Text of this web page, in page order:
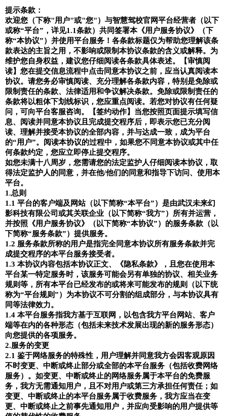
提示条款：
欢迎您（下称"用户"或"您"）与智慧驾校官网平台经营者（ 以下
或称“平台” ， 详见1.1条款）共同签署本《用户服务协议》（下
称“本协议”）并使用平台服务！各条款标题仅为帮助您理解该条
款表达的主旨之用，不影响或限制本协议条款的含义或解释。为
维护您自身权益，建议您仔细阅读各条款具体表述。
【审慎阅
读】 您在提交信息流程中点击同意本协议之前，应当认真阅读本
协议。请您务必审慎阅读、充分理解各条款内容，特别是免除或
限制责任的条款、法律适用和争议解决条款。免除或限制责任的
条款将以粗体下划线标识，您应重点阅读。若您对协议有任何疑
问，可向平台客服咨询。
【签约动作】 当您按照页面提示填写信
息、阅读并同意本协议且完成提交程序后，即表示您已充分阅
读、理解并接受本协议的全部内容，并与达成一致，成为平台
的“用户”。阅读本协议的过程中，如果您不同意本协议或其中任
何条款约定，您应立即停止提交程序。
如您未满十八周岁，您需请您的法定监护人仔细阅读本协议，取
得法定监护人的同意，并在他/他们的同意和指导下访问、使用本
平台。
1.总则
1.1 平台的客户端及网站（以下简称“本平台”）是由武汉未来幻
影科技有限公司或其关联企业（以下简称“我方”）所有并运营，
并按照《用户服务协议》（以下简称“本协议”）的服务条款（以
下简称“服务条款”）提供服务。
1.2 服务条款所称的用户是指完全同意本协议所有服务条款并完
成提交程序的本平台服务接受者。
1.3 本协议内容包括本协议正文、《隐私条款》，且您在使用本
平台某一特定服务时，该服务可能会另有单独的协议、相关业务
规则等，所有本平台已经发布的或将来可能发布的规则（以下统
称为“平台规则”）为本协议不可分割的组成部分，与本协议具有
同等法律效力。
1.4 本平台服务指我方基于互联网，以包含我方平台网站、客户
端等在内的各种形态（包括未来技术发展出现的新的服务形态）
向您提供的各项服务。
2.服务的变更
2.1 鉴于网络服务的特殊性，用户理解并同意我方会因客观原因
不时变更、中断或终止部分或全部的本平台服务（包括收费网络
服务）。如变更、中断或终止的网络服务属于本平台的免费服
务，我方无需通知用户，且不对用户或第三方承担任何责任；如
变更、中断或终止的本平台服务属于收费服务，我方应当在变
更、中断或终止之前事先通知用户，并应向受影响的用户提供等